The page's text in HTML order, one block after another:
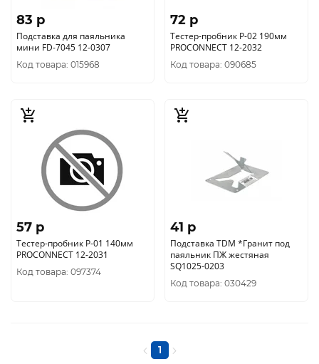
83 p
Подставка для паяльника
мини FD-7045 12-0307
Код товара: 015968
72 p
Тестер-пробник P-02 190мм
PROCONNECT 12-2032
Код товара: 090685
57 p
Тестер-пробник P-01 140мм
PROCONNECT 12-2031
Код товара: 097374
41 p
Подставка TDM *Гранит под
паяльник ПЖ жестяная
SQ1025-0203
Код товара: 030429
1